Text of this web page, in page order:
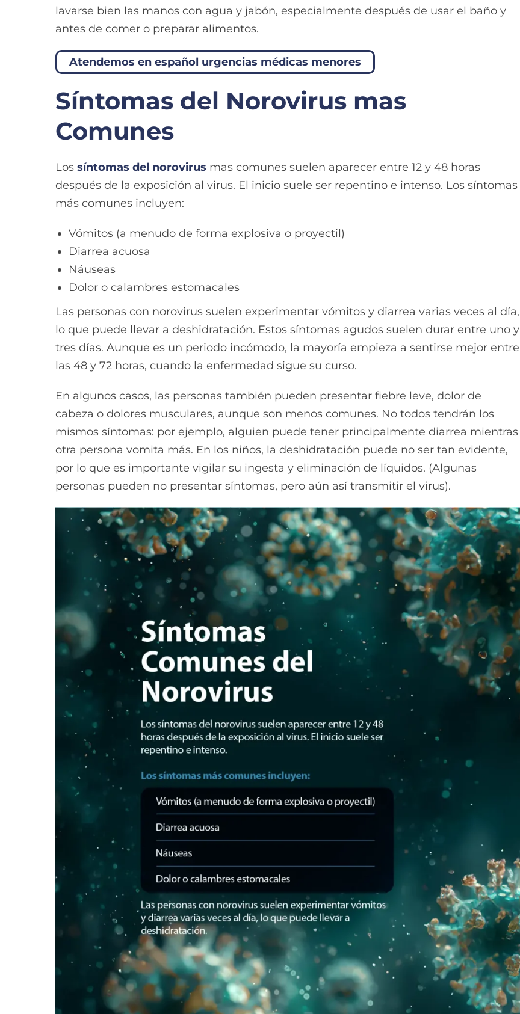
lavarse bien las manos con agua y jabón, especialmente después de usar el baño y
antes de comer o preparar alimentos.
Atendemos en español urgencias médicas menores
Síntomas del Norovirus mas
Comunes
Los síntomas del norovirus mas comunes suelen aparecer entre 12 y 48 horas
después de la exposición al virus. El inicio suele ser repentino e intenso. Los síntomas
más comunes incluyen:
Vómitos (a menudo de forma explosiva o proyectil)
Diarrea acuosa
Náuseas
Dolor o calambres estomacales
Las personas con norovirus suelen experimentar vómitos y diarrea varias veces al día,
lo que puede llevar a deshidratación. Estos síntomas agudos suelen durar entre uno y
tres días. Aunque es un periodo incómodo, la mayoría empieza a sentirse mejor entre
las 48 y 72 horas, cuando la enfermedad sigue su curso.
En algunos casos, las personas también pueden presentar fiebre leve, dolor de
cabeza o dolores musculares, aunque son menos comunes. No todos tendrán los
mismos síntomas: por ejemplo, alguien puede tener principalmente diarrea mientras
otra persona vomita más. En los niños, la deshidratación puede no ser tan evidente,
por lo que es importante vigilar su ingesta y eliminación de líquidos. (Algunas
personas pueden no presentar síntomas, pero aún así transmitir el virus).